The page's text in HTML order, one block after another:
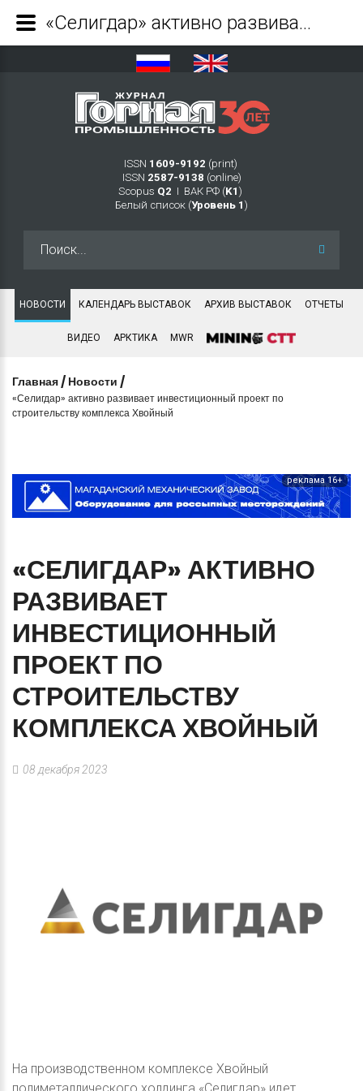
ISSN 1609-9192 (print)
ISSN 2587-9138 (online)
Scopus Q2 Ι ВАК РФ (K1 )
Белый список (Уровень 1 )
НОВОСТИ КАЛЕНДАРЬ ВЫСТАВОК АРХИВ ВЫСТАВОК ОТЧЕТЫ
ВИДЕО АРКТИКА MWR
Главная / Новости /
«Селигдар» активно развивает инвестиционный проект по
строительству комплекса Хвойный
реклама 16+
«СЕЛИГДАР» АКТИВНО
РАЗВИВАЕТ
ИНВЕСТИЦИОННЫЙ
ПРОЕКТ ПО
СТРОИТЕЛЬСТВУ
КОМПЛЕКСАХВОЙНЫЙ
08 декабря 2023
На производственном комплексе Хвойный
полиметаллического холдинга «Селигдар» идет
«Селигдар» активно развивает инвестиционный проект по строительству комплекса Хвойный - Журнал Горная промышленность